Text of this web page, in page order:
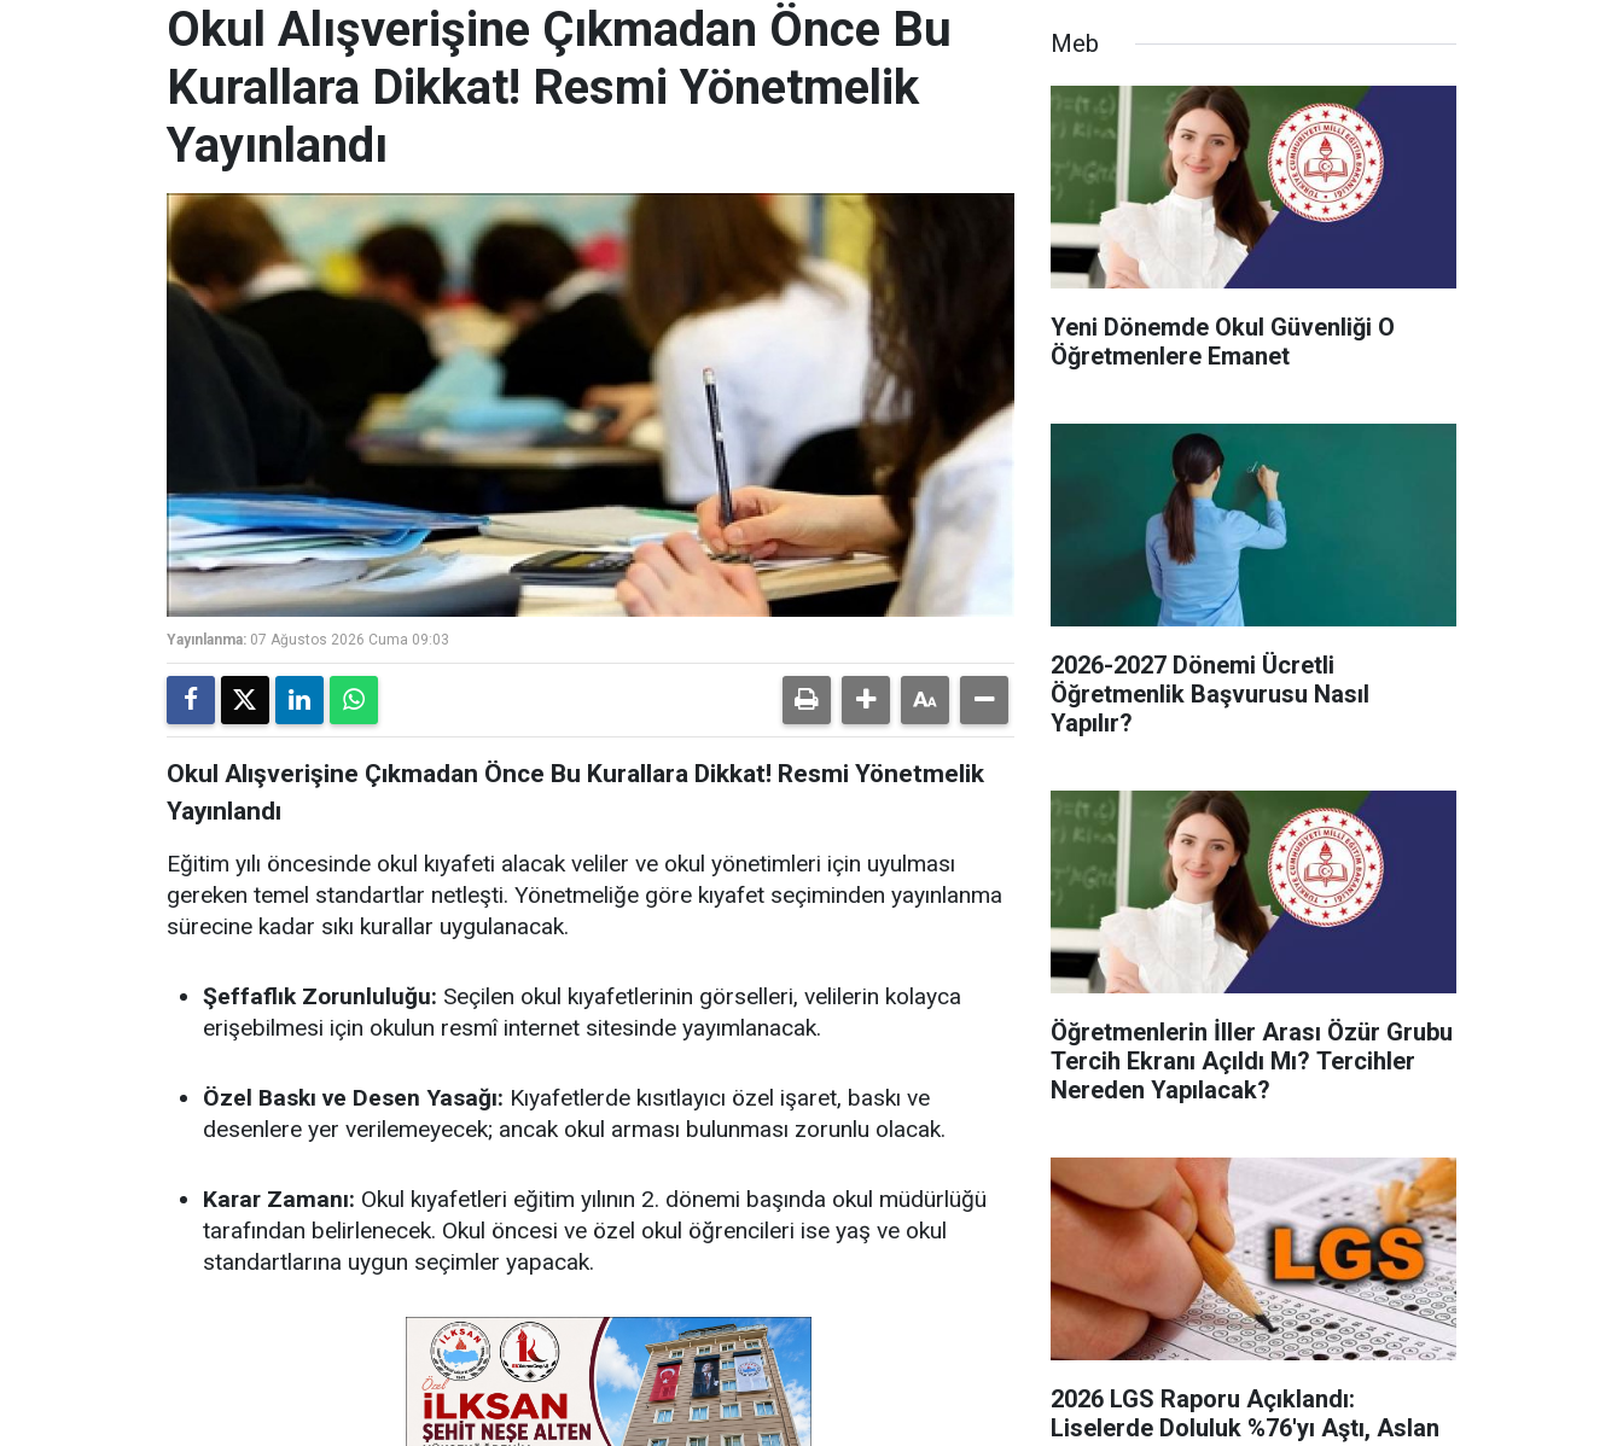
Okul Alışverişine Çıkmadan Önce Bu
Kurallara Dikkat! Resmi Yönetmelik
Yayınlandı
Yayınlanma: 07 Ağustos 2026 Cuma 09:03
Okul Alışverişine Çıkmadan Önce Bu Kurallara Dikkat! Resmi Yönetmelik
Yayınlandı
Eğitim yılı öncesinde okul kıyafeti alacak veliler ve okul yönetimleri için uyulması
gereken temel standartlar netleşti. Yönetmeliğe göre kıyafet seçiminden yayınlanma
sürecine kadar sıkı kurallar uygulanacak.
Şeffaflık Zorunluluğu: Seçilen okul kıyafetlerinin görselleri, velilerin kolayca
erişebilmesi için okulun resmî internet sitesinde yayımlanacak.
Özel Baskı ve Desen Yasağı: Kıyafetlerde kısıtlayıcı özel işaret, baskı ve
desenlere yer verilemeyecek; ancak okul arması bulunması zorunlu olacak.
Karar Zamanı: Okul kıyafetleri eğitim yılının 2. dönemi başında okul müdürlüğü
tarafından belirlenecek. Okul öncesi ve özel okul öğrencileri ise yaş ve okul
standartlarına uygun seçimler yapacak.
Meb
Yeni Dönemde Okul Güvenliği O
Öğretmenlere Emanet
2026-2027 Dönemi Ücretli
Öğretmenlik Başvurusu Nasıl
Yapılır?
Öğretmenlerin İller Arası Özür Grubu
Tercih Ekranı Açıldı Mı? Tercihler
Nereden Yapılacak?
2026 LGS Raporu Açıklandı:
Liselerde Doluluk %76'yı Aştı, Aslan